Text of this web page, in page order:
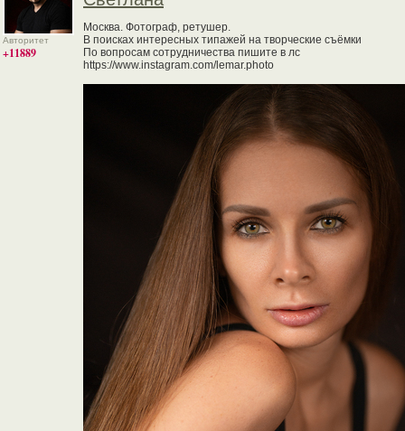
Авторитет
+11889
Москва. Фотограф, ретушер.
В поисках интересных типажей на творческие съёмки
По вопросам сотрудничества пишите в лс
https://www.instagram.com/lemar.photo